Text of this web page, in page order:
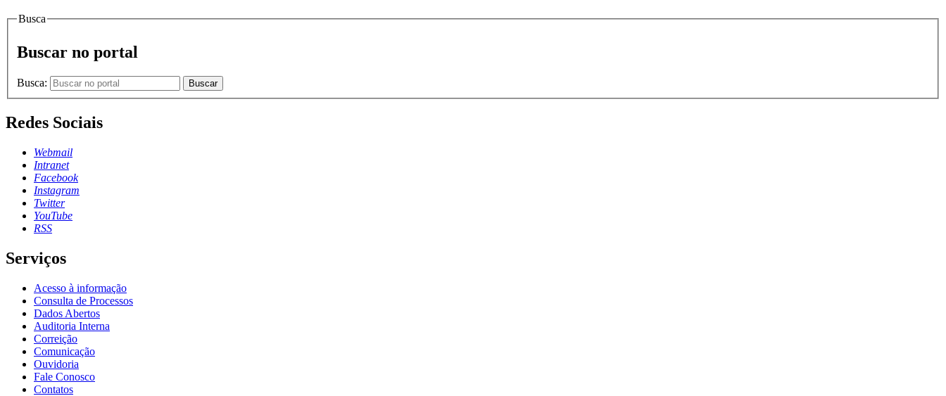
Busca
Buscar no portal
Busca: Buscar
Redes Sociais
Webmail
Intranet
Facebook
Instagram
Twitter
YouTube
RSS
Serviços
Acesso à informação
Consulta de Processos
Dados Abertos
Auditoria Interna
Correição
Comunicação
Ouvidoria
Fale Conosco
Contatos